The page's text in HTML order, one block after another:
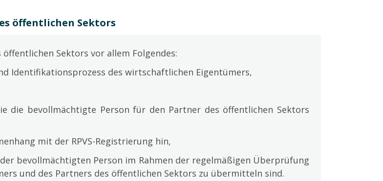
öffentlichen Sektors
Sektors vor allem Folgendes:
Identifikationsprozess des wirtschaftlichen Eigentümers,
die bevollmächtigte Person für den Partner des öffentlichen Sektors
mit der RPVS-Registrierung hin,
bevollmächtigten Person im Rahmen der regelmäßigen Überprüfung
und des Partners des öffentlichen Sektors zu übermitteln sind.